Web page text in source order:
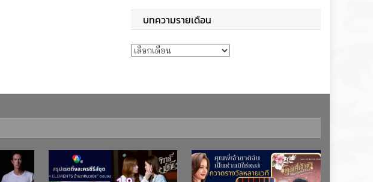
บทความรายเดือน
บทความรายเดือน